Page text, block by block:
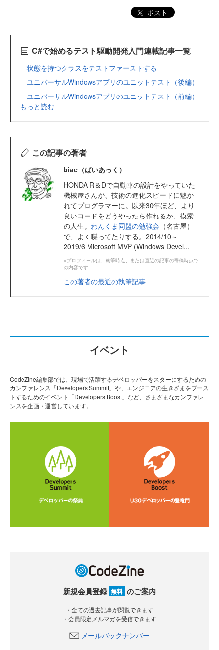
ポスト
C#で始めるテスト駆動開発入門連載記事一覧
状態を持つクラスをテストファーストする
ユニバーサルWindowsアプリのユニットテスト（後編）
ユニバーサルWindowsアプリのユニットテスト（前編）
もっと読む
この記事の著者
biac（ばいあっく）
HONDA R＆Dで自動車の設計をやっていた
機械屋さんが、技術の進化スピードに魅か
れてプログラマーに。以来30年ほど、より
良いコードをどうやったら作れるか、模索
の人生。 わんくま同盟の勉強会 （名古屋）
で、よく喋ってたりする。2014/10～
2019/6 Microsoft MVP (Windows Devel...
※プロフィールは、執筆時点、または直近の記事の寄稿時点で
の内容です
この著者の最近の執筆記事
イベント
CodeZine編集部では、現場で活躍するデベロッパーをスターにするための
カンファレンス「Developers Summit」や、エンジニアの生きざまをブース
トするためのイベント「Developers Boost」など、さまざまなカンファレ
ンスを企画・運営しています。
新規会員登録 無料 のご案内
・全ての過去記事が閲覧できます
・会員限定メルマガを受信できます
メールバックナンバー